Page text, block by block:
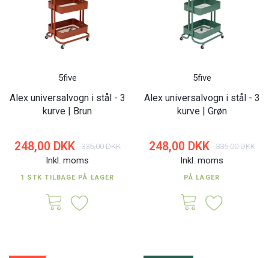
5five
Alex universalvogn i stål - 3
kurve | Brun
248,00 DKK 335,00 DKK
Inkl. moms
1 STK TILBAGE PÅ LAGER
5five
Alex universalvogn i stål - 3
kurve | Grøn
248,00 DKK 335,00 DKK
Inkl. moms
PÅ LAGER